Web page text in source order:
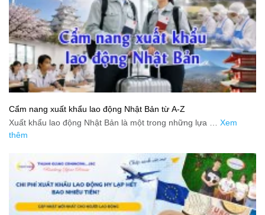
Cẩm nang xuất khẩu lao động Nhật Bản từ A-Z
Xuất khẩu lao động Nhật Bản là một trong những lựa … Xem
thêm